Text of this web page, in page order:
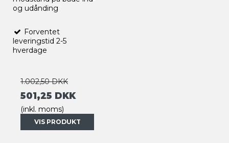
og udånding
Forventet
leveringstid 2-5
hverdage
1.002,50 DKK
501,25 DKK
(inkl. moms)
VIS PRODUKT